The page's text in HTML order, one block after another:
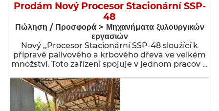
Prodám Nový Procesor Stacionární SSP-
48
Πώληση / Προσφορά > Μηχανήματα ξυλουργικών
εργασιών
Nový ,,Procesor Stacionární SSP-48 sloužící k
přípravě palivového a krbového dřeva ve velkém
množství. Toto zařízení spojuje v jednom pracov …